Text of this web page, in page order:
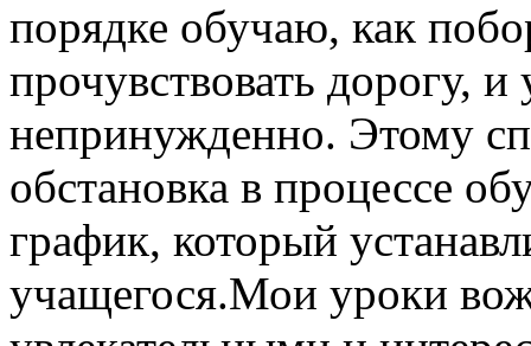
порядке обучаю, как
прочувствовать дорогу,
непринужденно. Этому
обстановка в процессе
график, который
учащегося.Мои уроки